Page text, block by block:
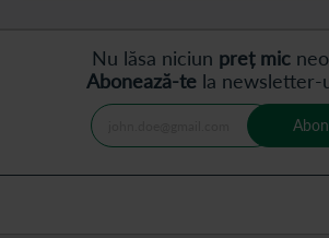
Nu lăsa niciun preț mic
Abonează-tela newsletter-